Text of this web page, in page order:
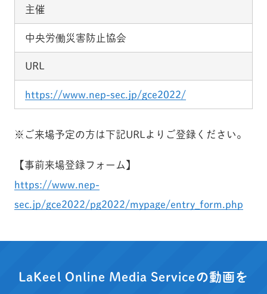
主催
中央労働災害防止協会
URL
https://www.nep-sec.jp/gce2022/
※ご来場予定の方は下記URLよりご登録ください。
【事前来場登録フォーム】
https://www.nep-
sec.jp/gce2022/pg2022/mypage/entry_form.php
LaKeel Online Media Serviceの動画を